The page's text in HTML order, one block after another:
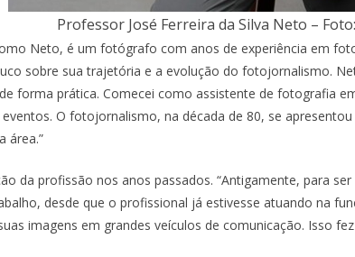
Professor José Ferreira da Silva Neto –
Neto, é um fotógrafo com anos de experiência em
sobre sua trajetória e a evolução do fotojornalismo.
forma prática. Comecei como assistente de fotografia
O fotojornalismo, na década de 80, se
área.”
da profissão nos anos passados. “Antigamente, para
desde que o profissional já estivesse atuando na
imagens em grandes veículos de comunicação. Isso